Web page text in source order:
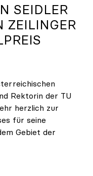
SEIDLER
ZEILINGER
Rektorin der TU
herzlich zur
für seine
Gebiet der